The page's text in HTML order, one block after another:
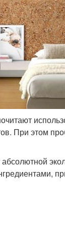
При этом